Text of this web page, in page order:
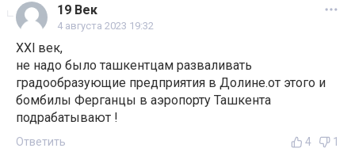
19 Век
4 августа 2023 19:32
ХХl век,
не надо было ташкентцам разваливать
градообразующие предприятия в Долине.от этого и
бомбилы Ферганцы в аэропорту Ташкента
подрабатывают !
Ответить 4 1